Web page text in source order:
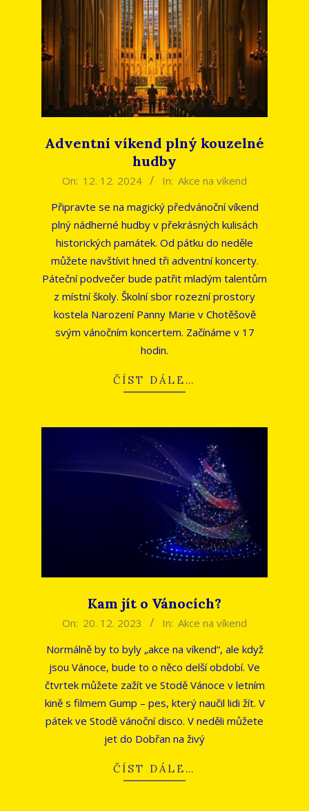
Adventní víkend plný kouzelné
hudby
2024-
12
On: 12. 12. 2024 In: Akce na víkend
Připravte se na magický předvánoční víkend
plný nádherné hudby v překrásných kulisách
historických památek. Od pátku do neděle
můžete navštívit hned tři adventní koncerty.
Páteční podvečer bude patřit mladým talentům
z místní školy. Školní sbor rozezní prostory
kostela Narození Panny Marie v Chotěšově
svým vánočním koncertem. Začínáme v 17
hodin.
ČÍST DÁLE…
Kam jít o Vánocích?
2023-
20
On: 20. 12. 2023 In: Akce na víkend
Normálně by to byly „akce na víkend“, ale když
jsou Vánoce, bude to o něco delší období. Ve
čtvrtek můžete zažít ve Stodě Vánoce v letním
kině s filmem Gump – pes, který naučil lidi žít. V
pátek ve Stodě vánoční disco. V neděli můžete
jet do Dobřan na živý
ČÍST DÁLE…